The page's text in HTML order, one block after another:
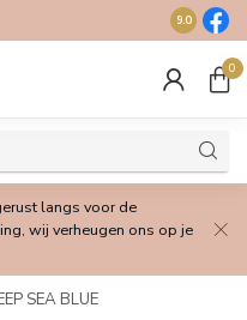
Gratis
9.0
0
langs voor de
wij verheugen ons op je
SEA BLUE